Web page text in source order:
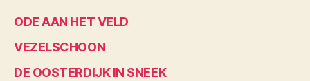
ODE AAN HET VELD
VEZELSCHOON
DE OOSTERDIJK IN SNEEK